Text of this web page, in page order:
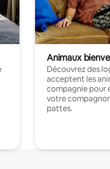
Animaux
Découvrez des
acceptent les
compagnie pour
votre
pattes.